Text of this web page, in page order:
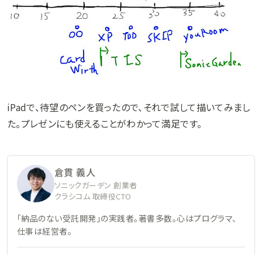
iPadで、待望のペンを買ったので、それで試して描いてみまし
た。プレゼンにも使えることがわかって満足です。
倉貫 義人
ソニックガーデン 創業者
クラシコム 取締役CTO
「納品のない受託開発」の実践者。著書多数。心はプログラマ、
仕事は経営者。